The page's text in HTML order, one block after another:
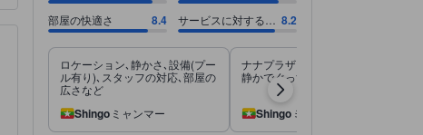
部屋の快適さ 8.4
サービスに対する料
金
8.2
ロケーション､静かさ､設備(プー
ル有り)､スタッフの対応､部屋の
広さなど
Shingo ミャンマー
ナナプラザに近い距離にあるが
静かでぐっすり寝れる。
Shingo ミャンマー